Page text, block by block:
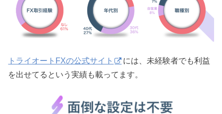
トライオートFXの公式サイト
には、未経験者でも利益
を出せてるという実績も載ってます。